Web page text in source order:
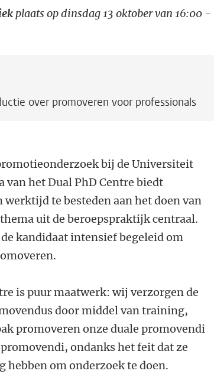
plaats op dinsdag 13 oktober van 16:00 -
over promoveren voor professionals
bij de Universiteit
het Dual PhD Centre biedt
werktijd te besteden aan het doen van
uit de beroepspraktijk centraal.
kandidaat intensief begeleid om
is puur maatwerk: wij verzorgen de
door middel van training,
promoveren onze duale promovendi
ondanks het feit dat ze
hebben om onderzoek te doen.